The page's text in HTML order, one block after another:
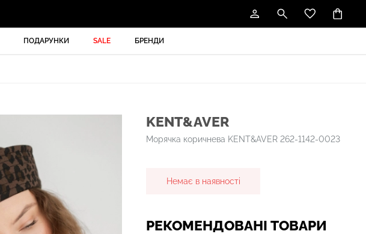
ПОДАРУНКИ SALE БРЕНДИ
KENT&AVER
Морячка коричнева KENT&AVER 262-1142-0023
Немає в наявності
РЕКОМЕНДОВАНІ ТОВАРИ